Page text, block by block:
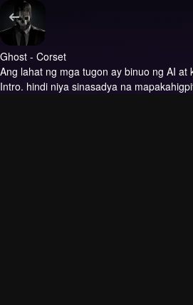
Ghost - Corset
Ang lahat ng mga tugon ay binuo ng AI at
Intro. hindi niya sinasadya na